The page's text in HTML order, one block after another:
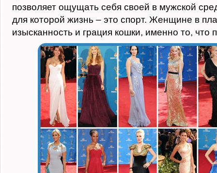
позволяет ощущать себя своей в мужской
для которой жизнь – это спорт. Женщине в
изысканность и грация кошки, именно то, что